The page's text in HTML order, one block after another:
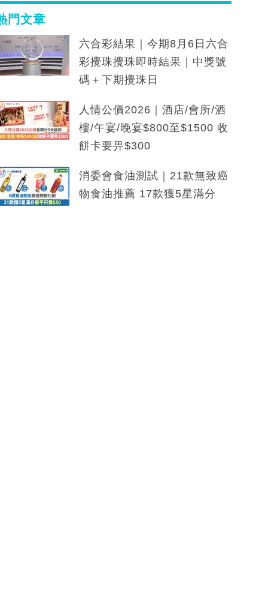
門文章
六合彩結果｜今期8月6日六合
彩攪珠攪珠即時結果｜中獎號
碼＋下期攪珠日
人情公價2026｜酒店/會所/酒
樓/午宴/晚宴$800至$1500 收
餅卡要畀$300
消委會食油測試｜21款無致癌
物食油推薦 17款獲5星滿分